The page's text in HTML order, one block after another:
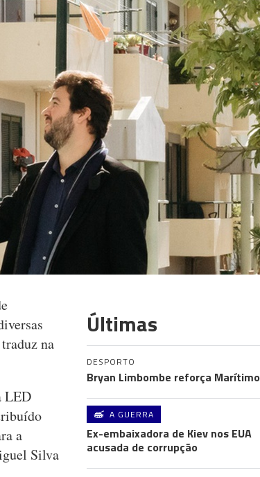
na
LED
a
Silva
Últimas
DESPORTO
Bryan Limbombe reforça Marítimo
A GUERRA
Ex-embaixadora de Kiev nos EUA
acusada de corrupção